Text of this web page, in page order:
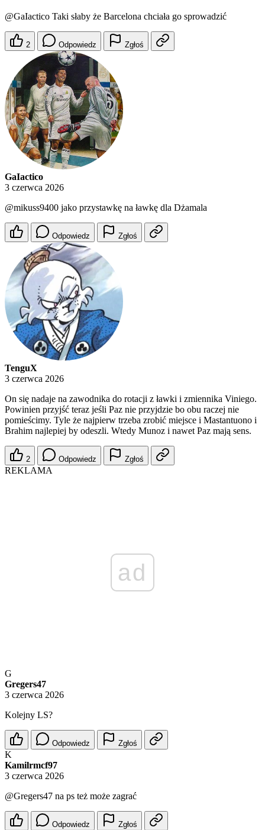
@GaIactico Taki słaby że Barcelona chciała go sprowadzić
2 Odpowiedz Zgłoś
GaIactico
3 czerwca 2026
@mikuss9400 jako przystawkę na ławkę dla Dżamala
Odpowiedz Zgłoś
TenguX
3 czerwca 2026
On się nadaje na zawodnika do rotacji z ławki i zmiennika Viniego.
Powinien przyjść teraz jeśli Paz nie przyjdzie bo obu raczej nie
pomieścimy. Tyle że najpierw trzeba zrobić miejsce i Mastantuono i
Brahim najlepiej by odeszli. Wtedy Munoz i nawet Paz mają sens.
2 Odpowiedz Zgłoś
REKLAMA
ad
G
Gregers47
3 czerwca 2026
Kolejny LS?
Odpowiedz Zgłoś
K
Kamilrmcf97
3 czerwca 2026
@Gregers47 na ps też może zagrać
Odpowiedz Zgłoś